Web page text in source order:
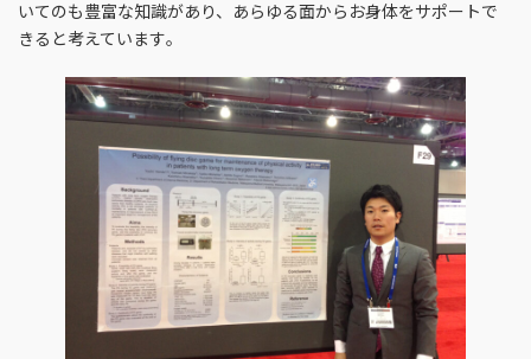
いてのも豊富な知識があり、あらゆる面からお身体をサポートで
きると考えています｡